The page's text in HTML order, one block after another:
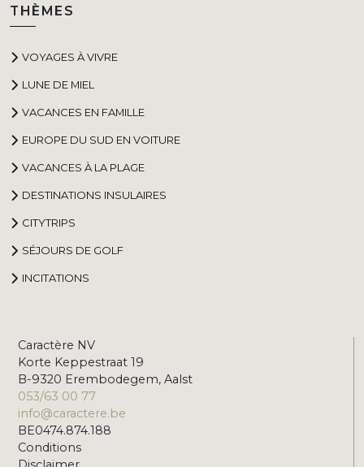
THÈMES
VOYAGES À VIVRE
LUNE DE MIEL
VACANCES EN FAMILLE
EUROPE DU SUD EN VOITURE
VACANCES À LA PLAGE
DESTINATIONS INSULAIRES
CITYTRIPS
SÉJOURS DE GOLF
INCITATIONS
Caractère NV
Korte Keppestraat 19
B-9320 Erembodegem, Aalst
053/63 00 77
info@caractere.be
BE0474.874.188
Conditions